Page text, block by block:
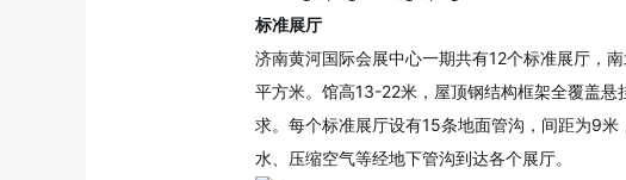
标准展厅
济南黄河国际会展中心一期共有12个标准展厅，
平方米。馆高13-22米，屋顶钢结构框架全覆盖
求。每个标准展厅设有15条地面管沟，间距为9
水、压缩空气等经地下管沟到达各个展厅。